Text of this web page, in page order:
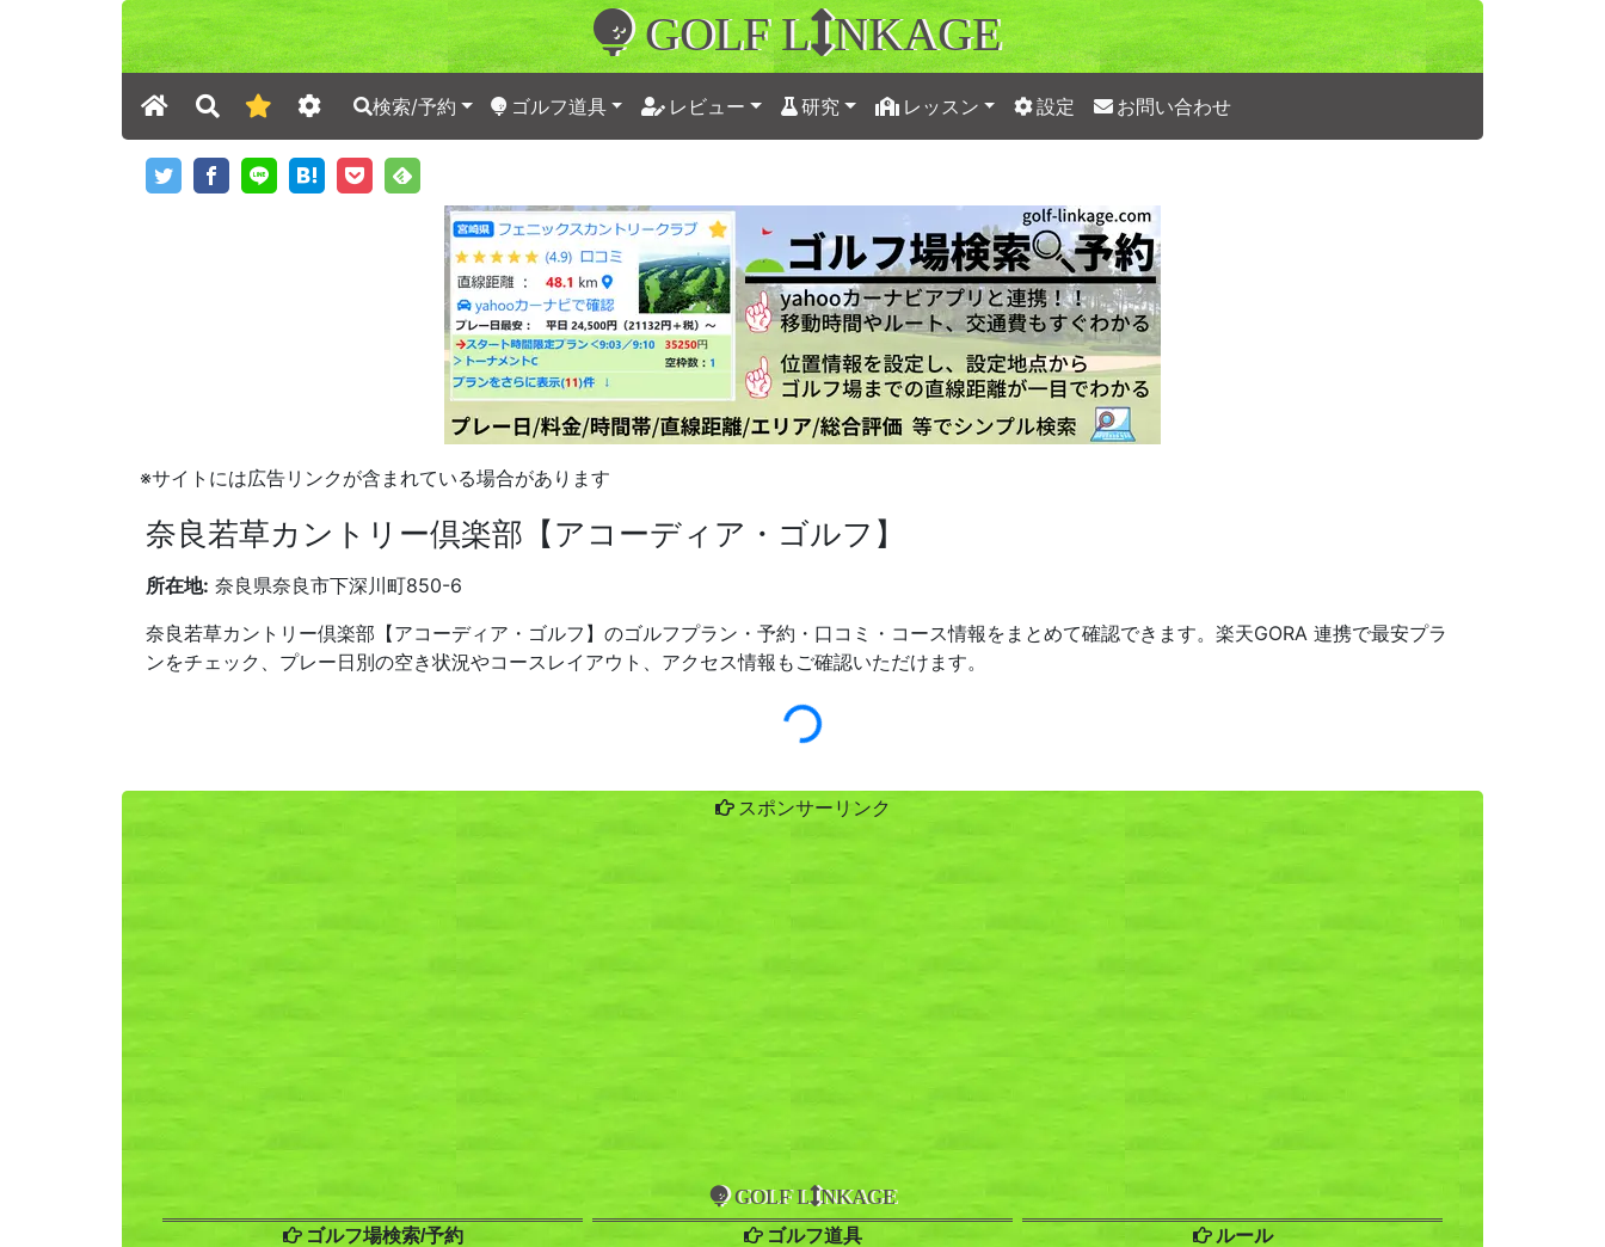
GOLF L NKAGE
検索/予約 ゴルフ道具 レビュー 研究 レッスン 設定 お問い合わせ
※サイトには広告リンクが含まれている場合があります
奈良若草カントリー倶楽部【アコーディア・ゴルフ】
所在地: 奈良県奈良市下深川町850-6
奈良若草カントリー倶楽部【アコーディア・ゴルフ】のゴルフプラン・予約・口コミ・コース情報をまとめて確認できます。楽天GORA 連携で最安プラ
ンをチェック、プレー日別の空き状況やコースレイアウト、アクセス情報もご確認いただけます。
スポンサーリンク
GOLF L NKAGE
ゴルフ場検索/予約 ゴルフ道具 ルール